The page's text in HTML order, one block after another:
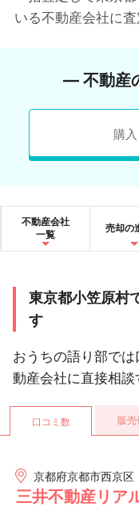
いる不動産会社に査
― 不動産
購
不動産会社
一覧
売却の
東京都小笠原村
す
おうちの語り部で
動産会社に直接相談
口コミ数 販売
京都府京都市西京区
三井不動産リア